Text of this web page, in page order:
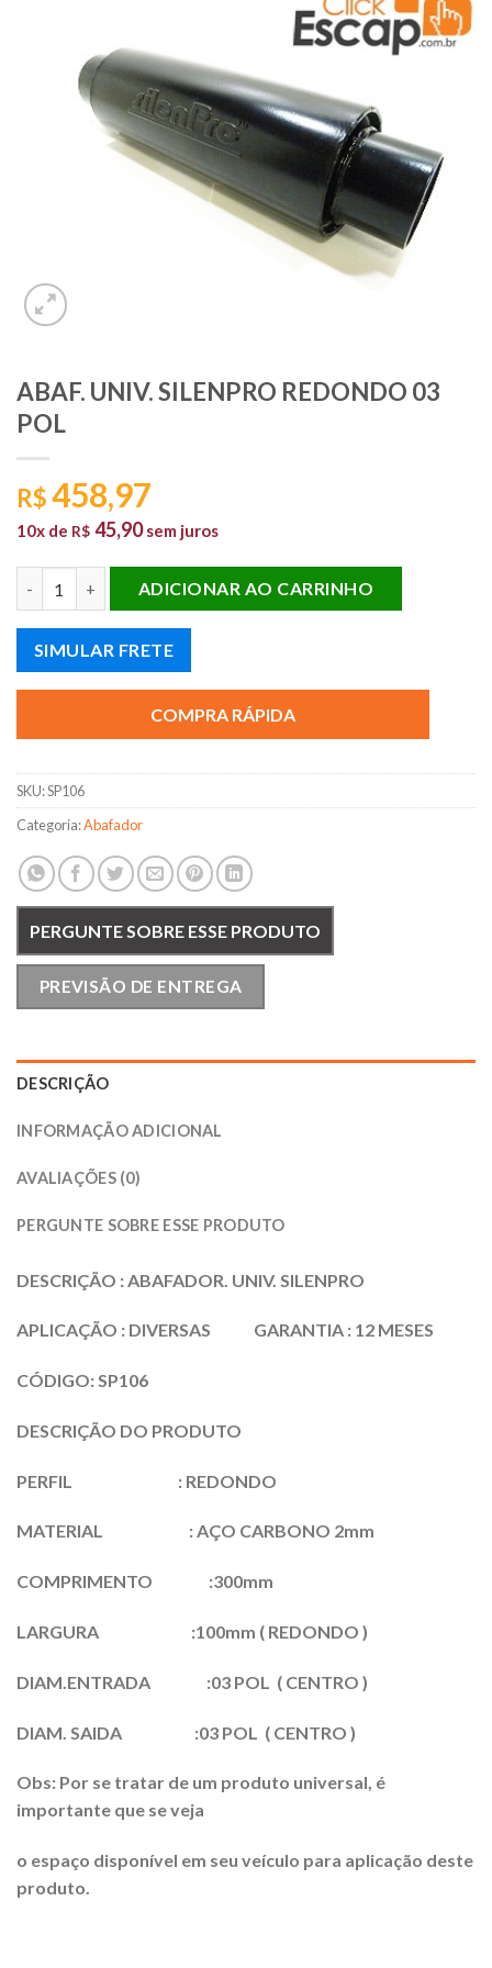
ABAF. UNIV. SILENPRO REDONDO 03
POL
R$458,97
10x de R$ 45,90 sem juros
ADICIONAR AO CARRINHO
SIMULAR FRETE
COMPRA RÁPIDA
SKU:SP106
Categoria:Abafador
PERGUNTE SOBRE ESSE PRODUTO
PREVISÃO DE ENTREGA
DESCRIÇÃO
INFORMAÇÃO ADICIONAL
AVALIAÇÕES (0)
PERGUNTE SOBRE ESSE PRODUTO
DESCRIÇÃO : ABAFADOR. UNIV. SILENPRO
APLICAÇÃO : DIVERSAS GARANTIA : 12 MESES
CÓDIGO: SP106
DESCRIÇÃO DO PRODUTO
PERFIL : REDONDO
MATERIAL : AÇO CARBONO 2mm
COMPRIMENTO :300mm
LARGURA :100mm ( REDONDO )
DIAM.ENTRADA :03 POL ( CENTRO )
DIAM. SAIDA :03 POL ( CENTRO )
Obs: Por se tratar de um produto universal, é
importante que se veja
o espaço disponível em seu veículo para aplicação deste
produto.